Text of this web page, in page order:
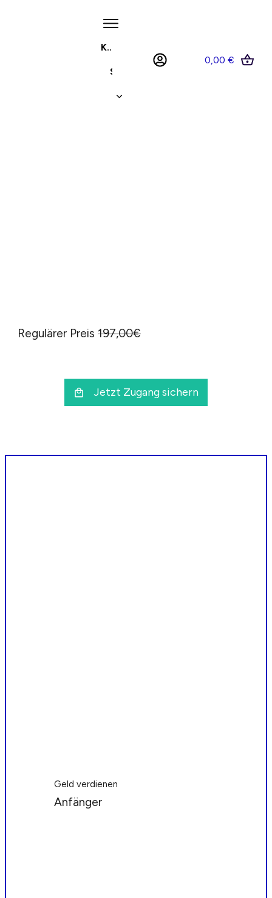
KUNDENCENTER™
MEIN KONTO
0,00 €
Regulärer Preis 197,00€
Jetzt Zugang sichern
Geld verdienen
Anfänger